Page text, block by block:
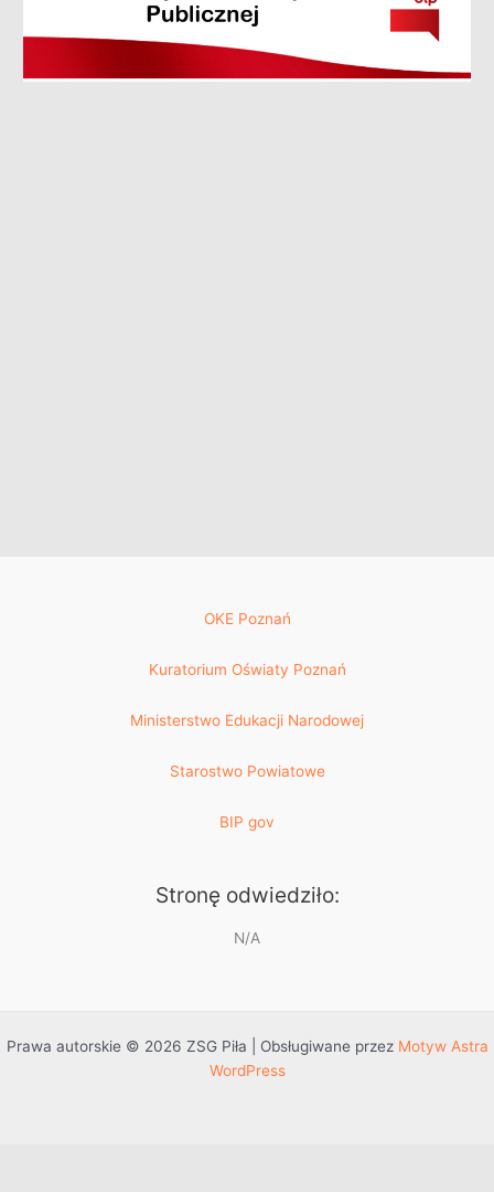
OKE Poznań
Kuratorium Oświaty Poznań
Ministerstwo Edukacji Narodowej
Starostwo Powiatowe
BIP gov
Stronę odwiedziło:
N/A
Prawa autorskie © 2026 ZSG Piła | Obsługiwane przez Motyw Astra
WordPress